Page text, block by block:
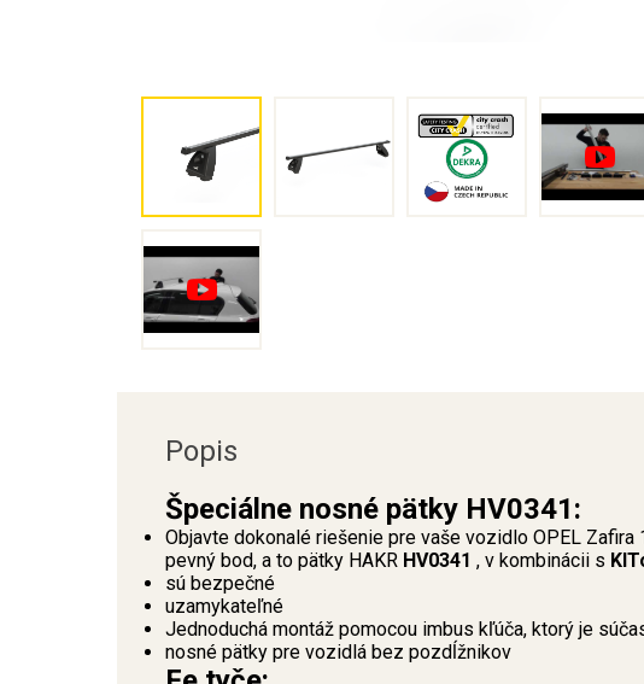
Popis
Špeciálne nosné pätky HV0341:
Objavte dokonalé riešenie pre vaše vozidlo OPEL
pevný bod, a to pätky HAKR HV0341 , v kombinácii s
sú bezpečné
uzamykateľné
Jednoduchá montáž pomocou imbus kľúča, ktorý je
nosné pätky pre vozidlá bez pozdĺžnikov